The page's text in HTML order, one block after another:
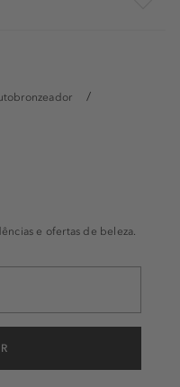
e ofertas de beleza.